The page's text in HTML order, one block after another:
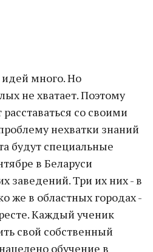
много. Но
не хватает. Поэтому
со своими
нехватки знаний
будут специальные
в Беларуси
заведений. Три их них - в
же в областных городах -
Каждый ученик
свой собственный
обучение в